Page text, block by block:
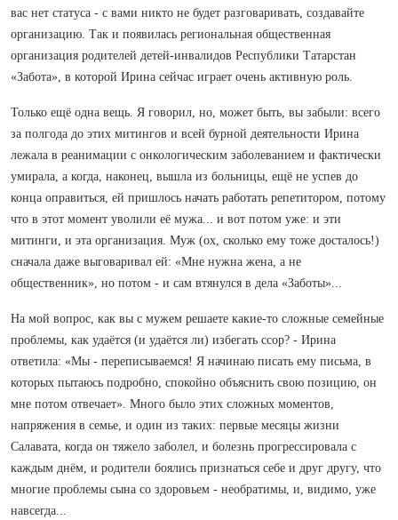
вас нет статуса - с вами никто не будет разговаривать, создавайте
организацию. Так и появилась региональная общественная
организация родителей детей-инвалидов Республики Татарстан
«Забота», в которой Ирина сейчас играет очень активную роль.
Только ещё одна вещь. Я говорил, но, может быть, вы забыли: всего
за полгода до этих митингов и всей бурной деятельности Ирина
лежала в реанимации с онкологическим заболеванием и фактически
умирала, а когда, наконец, вышла из больницы, ещё не успев до
конца оправиться, ей пришлось начать работать репетитором, потому
что в этот момент уволили её мужа... и вот потом уже: и эти
митинги, и эта организация. Муж (ох, сколько ему тоже досталось!)
сначала даже выговаривал ей: «Мне нужна жена, а не
общественник», но потом - и сам втянулся в дела «Заботы»...
На мой вопрос, как вы с мужем решаете какие-то сложные семейные
проблемы, как удаётся (и удаётся ли) избегать ссор? - Ирина
ответила: «Мы - переписываемся! Я начинаю писать ему письма, в
которых пытаюсь подробно, спокойно объяснить свою позицию, он
мне потом отвечает». Много было этих сложных моментов,
напряжения в семье, и один из таких: первые месяцы жизни
Салавата, когда он тяжело заболел, и болезнь прогрессировала с
каждым днём, и родители боялись признаться себе и друг другу, что
многие проблемы сына со здоровьем - необратимы, и, видимо, уже
навсегда...